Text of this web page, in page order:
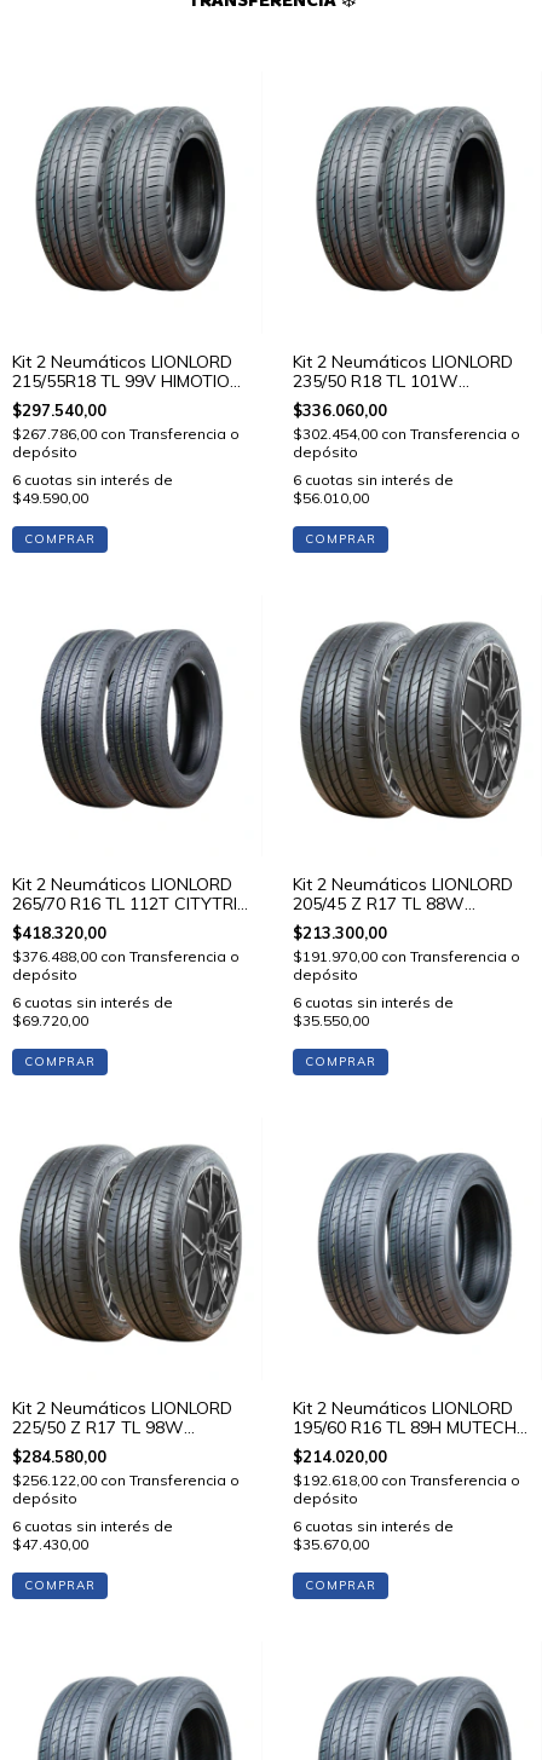
Kit 2 Neumáticos LIONLORD
215/55R18 TL 99V HIMOTION
U01
$297.540,00
$267.786,00 con Transferencia o
depósito
6 cuotas sin interés de
$49.590,00
COMPRAR
Kit 2 Neumáticos LIONLORD
235/50 R18 TL 101W
HIMOTION U01
$336.060,00
$302.454,00 con Transferencia o
depósito
6 cuotas sin interés de
$56.010,00
COMPRAR
Kit 2 Neumáticos LIONLORD
265/70 R16 TL 112T CITYTRIP
V01
$418.320,00
$376.488,00 con Transferencia o
depósito
6 cuotas sin interés de
$69.720,00
COMPRAR
Kit 2 Neumáticos LIONLORD
205/45 Z R17 TL 88W
MUTECH H02
$213.300,00
$191.970,00 con Transferencia o
depósito
6 cuotas sin interés de
$35.550,00
COMPRAR
Kit 2 Neumáticos LIONLORD
225/50 Z R17 TL 98W
MUTECH H02
$284.580,00
$256.122,00 con Transferencia o
depósito
6 cuotas sin interés de
$47.430,00
COMPRAR
Kit 2 Neumáticos LIONLORD
195/60 R16 TL 89H MUTECH
H01
$214.020,00
$192.618,00 con Transferencia o
depósito
6 cuotas sin interés de
$35.670,00
COMPRAR